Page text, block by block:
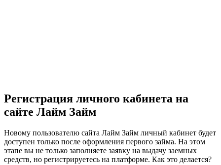
Регистрация личного кабинета на
сайте Лайм Займ
Новому пользователю сайта Лайм Займ личный кабинет будет
доступен только после оформления первого займа. На этом
этапе вы не только заполняете заявку на выдачу заемных
средств, но регистрируетесь на платформе. Как это делается?